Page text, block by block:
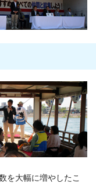
を大幅に増やしたこ